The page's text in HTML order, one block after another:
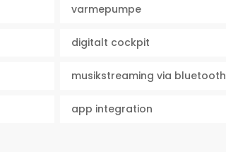
varmepumpe
digitalt cockpit
musikstreaming via bluetooth
app integration